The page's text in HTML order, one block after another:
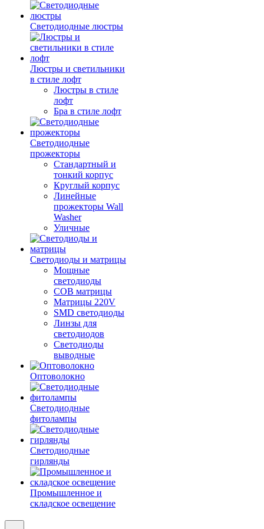
Светодиодные люстры
Люстры и светильники
в стиле лофт
Люстры в стиле
лофт
Бра в стиле лофт
Светодиодные
прожекторы
Стандартный и
тонкий корпус
Круглый корпус
Линейные
прожекторы Wall
Washer
Уличные
Светодиоды и матрицы
Мощные
светодиоды
COB матрицы
Матрицы 220V
SMD светодиоды
Линзы для
светодиодов
Светодиоды
выводные
Оптоволокно
Светодиодные
фитолампы
Светодиодные
гирлянды
Промышленное и
складское освещение